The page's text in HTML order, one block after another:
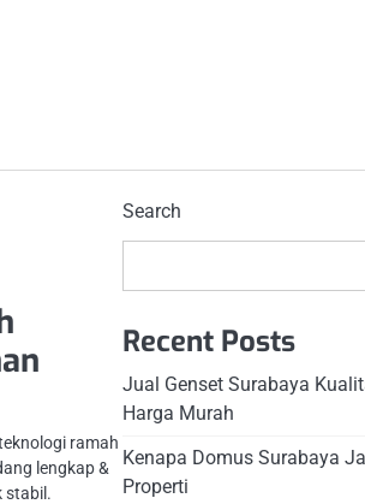
ramah
lengkap &
stabil.
Search
Recent Posts
Jual Genset Surabaya
Harga Murah
Kenapa Domus Surabaya
Properti